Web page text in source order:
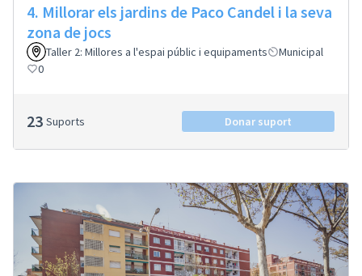
4. Millorar els jardins de Paco Candel i la seva
zona de jocs
Taller 2: Millores a l'espai públic i equipaments
Municipal
0
23 Suports Donar suport